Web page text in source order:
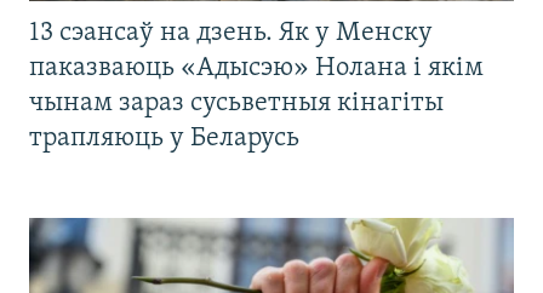
13 сэансаў на дзень. Як у Менску
паказваюць «Адысэю» Нолана і якім
чынам зараз сусьветныя кінагіты
трапляюць у Беларусь